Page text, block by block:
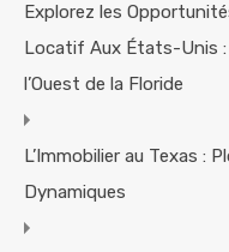
Explorez les
Locatif Aux États-Unis
l’Ouest de la Floride
L’Immobilier au Texas :
Dynamiques